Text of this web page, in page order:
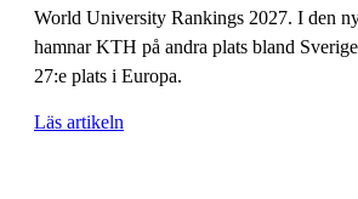
World University Rankings 2027. I den
hamnar KTH på andra plats bland
27:e plats i Europa.
Läs artikeln